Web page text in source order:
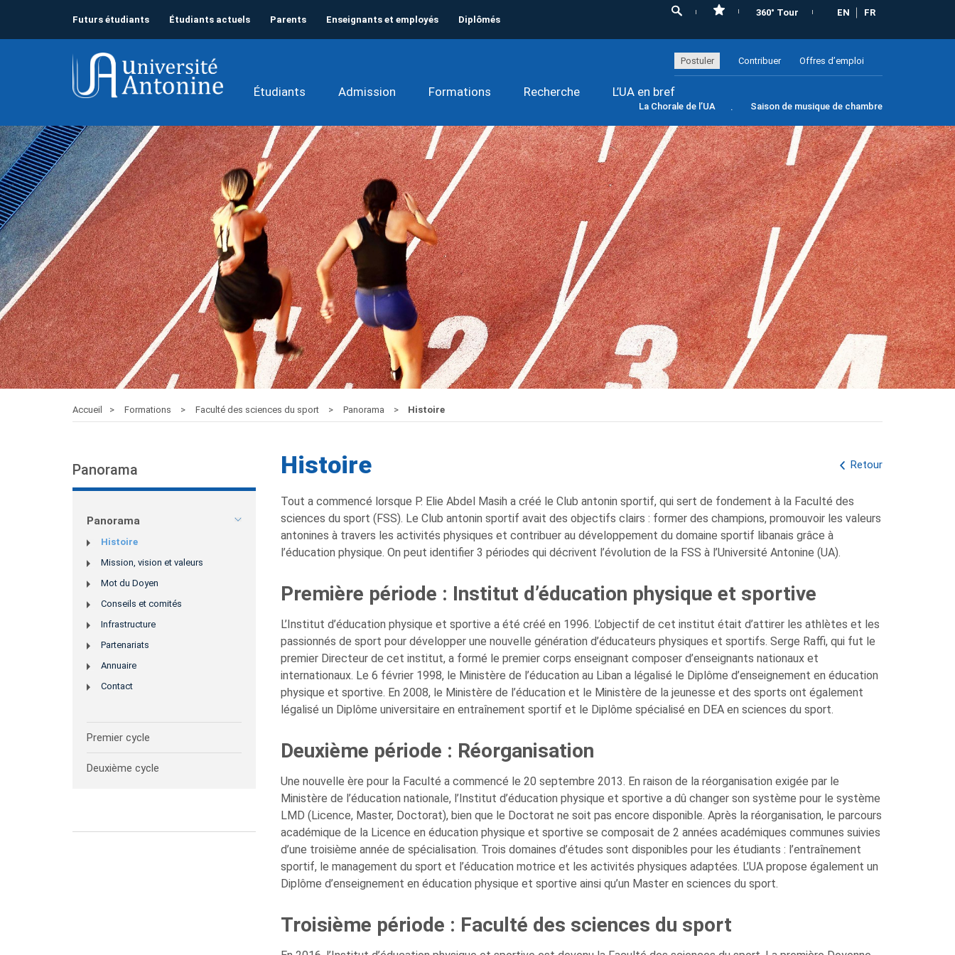
Futurs étudiants Étudiants actuels Parents Enseignants et employés Diplômés
360° Tour EN FR
Postuler Contribuer Offres d’emploi
Étudiants Admission Formations Recherche L’UA en bref
La Chorale de l’UA Saison de musique de chambre
Accueil Formations Faculté des sciences du sport Panorama Histoire
Panorama
Panorama
Histoire
Mission, vision et valeurs
Mot du Doyen
Conseils et comités
Infrastructure
Partenariats
Annuaire
Contact
Premier cycle
Deuxième cycle
Retour
Histoire
Tout a commencé lorsque P. Elie Abdel Masih a créé le Club antonin sportif, qui sert de fondement à la Faculté des
sciences du sport (FSS). Le Club antonin sportif avait des objectifs clairs : former des champions, promouvoir les valeurs
antonines à travers les activités physiques et contribuer au développement du domaine sportif libanais grâce à
l’éducation physique. On peut identifier 3 périodes qui décrivent l’évolution de la FSS à l’Université Antonine (UA).
Première période : Institut d’éducation physique et sportive
L’Institut d’éducation physique et sportive a été créé en 1996. L’objectif de cet institut était d’attirer les athlètes et les
passionnés de sport pour développer une nouvelle génération d’éducateurs physiques et sportifs. Serge Raffi, qui fut le
premier Directeur de cet institut, a formé le premier corps enseignant composer d’enseignants nationaux et
internationaux. Le 6 février 1998, le Ministère de l’éducation au Liban a légalisé le Diplôme d’enseignement en éducation
physique et sportive. En 2008, le Ministère de l’éducation et le Ministère de la jeunesse et des sports ont également
légalisé un Diplôme universitaire en entraînement sportif et le Diplôme spécialisé en DEA en sciences du sport.
Deuxième période : Réorganisation
Une nouvelle ère pour la Faculté a commencé le 20 septembre 2013. En raison de la réorganisation exigée par le
Ministère de l’éducation nationale, l’Institut d’éducation physique et sportive a dû changer son système pour le système
LMD (Licence, Master, Doctorat), bien que le Doctorat ne soit pas encore disponible. Après la réorganisation, le parcours
académique de la Licence en éducation physique et sportive se composait de 2 années académiques communes suivies
d’une troisième année de spécialisation. Trois domaines d’études sont disponibles pour les étudiants : l’entraînement
sportif, le management du sport et l’éducation motrice et les activités physiques adaptées. L’UA propose également un
Diplôme d’enseignement en éducation physique et sportive ainsi qu’un Master en sciences du sport.
Troisième période : Faculté des sciences du sport